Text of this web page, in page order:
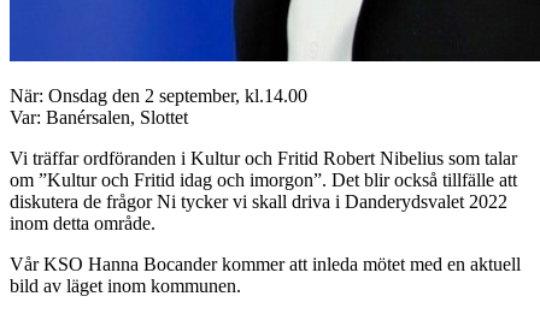
När: Onsdag den 2 september, kl.14.00
Var: Banérsalen, Slottet
Vi träffar ordföranden i Kultur och Fritid Robert Nibelius som talar
om ”Kultur och Fritid idag och imorgon”. Det blir också tillfälle att
diskutera de frågor Ni tycker vi skall driva i Danderydsvalet 2022
inom detta område.
Vår KSO Hanna Bocander kommer att inleda mötet med en aktuell
bild av läget inom kommunen.